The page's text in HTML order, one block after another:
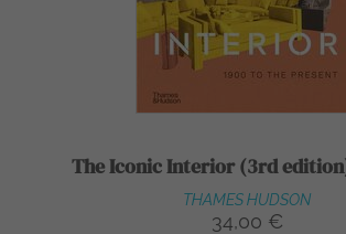
The Iconic Interior (3rd
THAMES HUDSON
34,00 €